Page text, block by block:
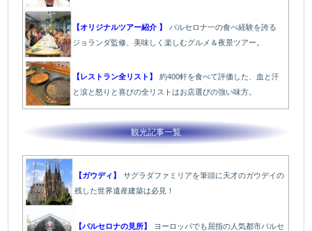
【オリジナルツアー紹介 】
バルセロナ一の食べ経験を誇る
ジョランダ監修、美味しく楽しむグルメ＆夜景ツアー。
【レストラン全リスト】
約400軒を食べて評価した、血と汗
と涙と怒りと喜びの全リストはお店選びの強い味方。
観光記事一覧
【ガウディ】
サグラダファミリアを筆頭に天才のガウデイの
残した世界遺産建築は必見！
【バルセロナの見所】
ヨーロッパでも屈指の人気都市バルセ